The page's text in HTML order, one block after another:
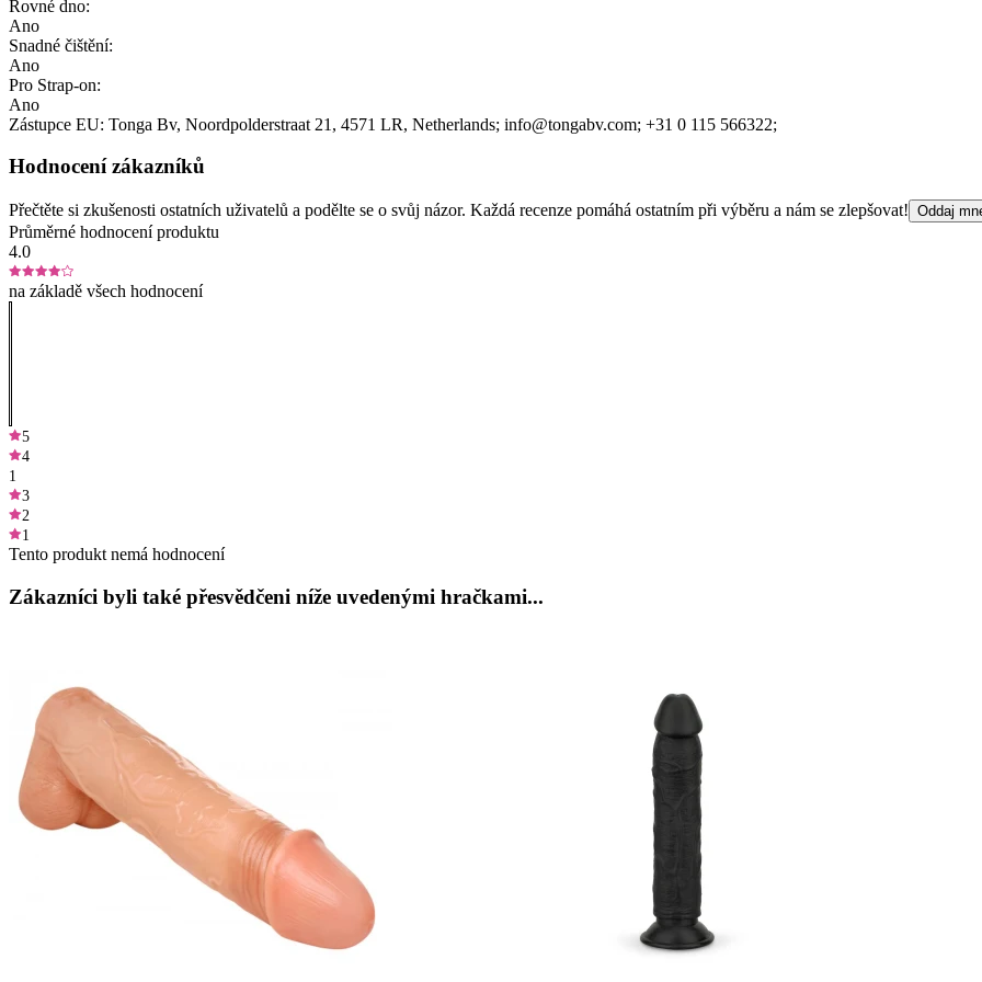
Rovné dno:
Ano
Snadné čištění:
Ano
Pro Strap-on:
Ano
Zástupce EU: Tonga Bv, Noordpolderstraat 21 , 4571 LR, Netherlands; info@tongabv.com; +31 0 115 566322;
Hodnocení zákazníků
Přečtěte si zkušenosti ostatních uživatelů a podělte se o svůj názor. Každá recenze pomáhá ostatním při výběru a nám se zlepšovat! Oddaj
Průměrné hodnocení produktu
4.0
na základě všech hodnocení
5
4
1
3
2
1
Tento produkt nemá hodnocení
Zákazníci byli také přesvědčeni níže uvedenými hračkami...